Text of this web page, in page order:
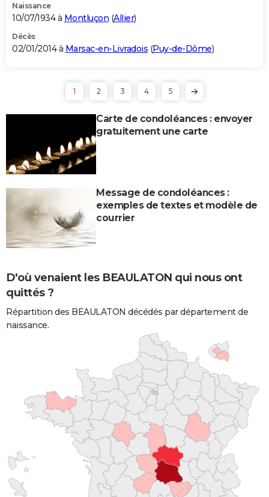
Naissance
10/07/1934 à Montluçon (Allier)
Décès
02/01/2014 à Marsac-en-Livradois (Puy-de-Dôme)
1 2 3 4 5
Carte de condoléances : envoyer
gratuitement une carte
Message de condoléances :
exemples de textes et modèle de
courrier
D'où venaient les BEAULATON qui nous ont
quittés ?
Répartition des BEAULATON décédés par département de
naissance.